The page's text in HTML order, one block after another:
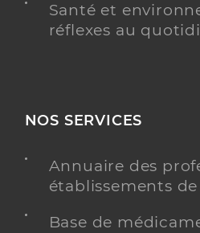
Santé et
réflexes au
NOS SERVICES
Annuaire des
établissements
Base de